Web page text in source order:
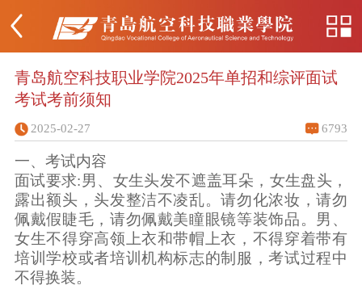
青岛航空科技职业学院2025年单招和综评面试
考试考前须知
2025-02-27 6793
一、 考试内容
面试要求:男、女生头发不遮盖耳朵，女生盘头，
露出额头，头发整洁不凌乱。请勿化浓妆，请勿
佩戴假睫毛，请勿佩戴美瞳眼镜等装饰品。男、
女生不得穿高领上衣和带帽上衣，不得穿着带有
培训学校或者培训机构标志的制服，考试过程中
不得换装。